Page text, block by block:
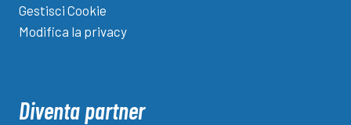
Gestisci Cookie
Modifica la privacy
Diventa partner